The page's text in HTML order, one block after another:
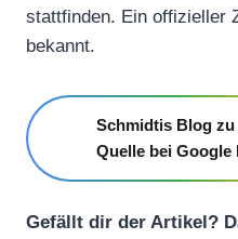
stattfinden. Ein offizieller
bekannt.
Schmidtis Blog
Quelle bei Google
Gefällt dir der Artikel?